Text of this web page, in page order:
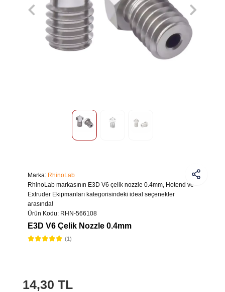
Marka: RhinoLab
RhinoLab markasının E3D V6 çelik nozzle 0.4mm, Hotend ve
Extruder Ekipmanları kategorisindeki ideal seçenekler
arasında!
Ürün Kodu: RHN-566108
E3D V6 Çelik Nozzle 0.4mm
(1)
14,30 TL